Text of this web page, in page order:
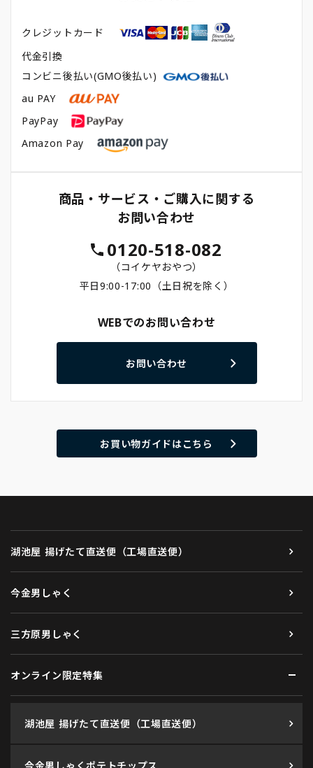
クレジットカード
代金引換
コンビニ後払い(GMO後払い)
au PAY
PayPay
Amazon Pay
商品・サービス・ご購入に関する
お問い合わせ
0120-518-082
（コイケヤおやつ）
平日9:00-17:00（土日祝を除く）
WEBでのお問い合わせ
お問い合わせ
お買い物ガイドはこちら
湖池屋 揚げたて直送便（工場直送便）
今金男しゃく
三方原男しゃく
オンライン限定特集
湖池屋 揚げたて直送便（工場直送便）